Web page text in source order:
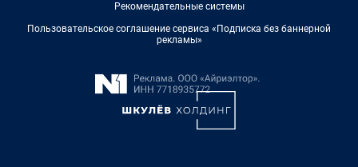
Рекомендательные системы
Пользовательское соглашение сервиса «Подписка без баннерной
рекламы»